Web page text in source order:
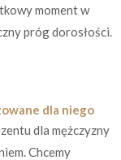
moment w
próg dorosłości.
dla niego
dla mężczyzny
Chcemy